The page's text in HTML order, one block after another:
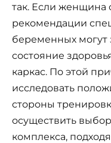
так. Если женщина
рекомендации
беременных могут
состояние
каркас. По этой
исследовать
стороны
осуществить
комплекса,